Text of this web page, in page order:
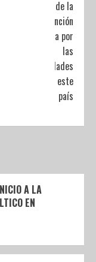
de la
atención
recibida por
las
autoridades
de este
país
A LA
EN